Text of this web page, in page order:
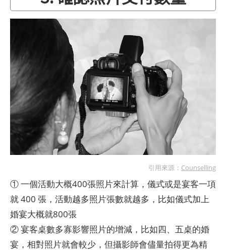
引用來源： Counselling
① 一個活動大概400張照片來計算，儀式或是宴客一項
就 400 張，活動越多照片張數就越多，比如儀式加上
婚宴大概就800張
② 宴客桌數多寡影響照片的增減，比如四、五桌的婚
宴，相對照片就會較少，但攝影師會儘量拍得更為精